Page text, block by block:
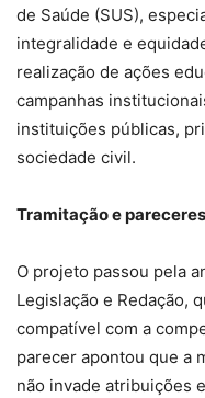
de Saúde (SUS),
integralidade e
realização de ações
campanhas
instituições públicas,
sociedade civil.
Tramitação e
O projeto passou pela
Legislação e Redação,
compatível com a
parecer apontou que a
não invade atribuições